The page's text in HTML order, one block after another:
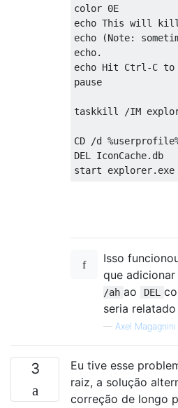
color 0E
echo This will kill
echo (Note:
echo.
echo Hit Ctrl-C
pause
taskkill /IM
CD /d
DEL IconCache.db
Isso
que
/ah ao DEL
seria
— Axel Magagnini
3
Eu tive esse
raiz, a solução
correção de longo